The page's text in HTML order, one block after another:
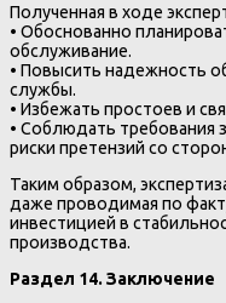
Полученная в ходе
• Обоснованно
обслуживание.
• Повысить надежность
службы.
• Избежать простоев и
• Соблюдать требования
риски претензий со
Таким образом,
даже проводимая по
инвестицией в
производства.
Раздел 14. Заключение